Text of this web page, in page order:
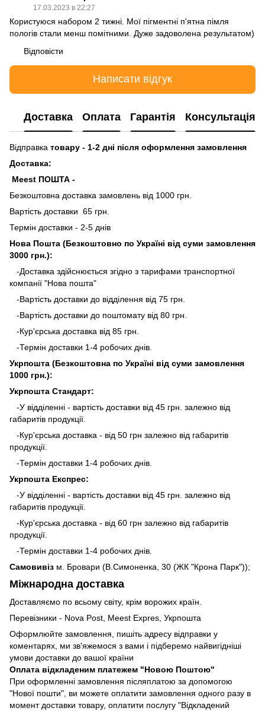
17.03.2023 в 22:27
Користуюся набором 2 тижні. Мої пігментні п'ятна пімля
пологів стали менш помітними. Дуже задоволена результатом)
Відповісти
Написати відгук
Доставка Оплата Гарантія Консультація
Відправка товару - 1-2 дні після оформлення замовлення
Доставка:
Meest ПОШТА -
Безкоштовна доставка замовлень від 1000 грн.
Вартість доставки 65 грн.
Термін доставки - 2-5 днів
Нова Пошта (Безкоштовно по Україні від суми замовлення
3000 грн.):
-Доставка здійснюється згідно з тарифами транспортної
компанії "Нова пошта"
-Вартість доставки до відділення від 75 грн.
-Вартість доставки до поштомату від 80 грн.
-Кур'єрська доставка від 85 грн.
-Термін доставки 1-4 робочих днів.
Укрпошта (Безкоштовна по Україні від суми замовлення
1000 грн.):
Укрпошта Стандарт:
-У відділенні - вартість доставки від 45 грн. залежно від
габаритів продукції.
-Кур'єрська доставка - від 50 грн залежно від габаритів
продукції.
-Термін доставки 1-4 робочих днів.
Укрпошта Експрес:
-У відділенні - вартість доставки від 45 грн. залежно від
габаритів продукції.
-Кур'єрська доставка - від 60 грн залежно від габаритів
продукції.
-Термін доставки 1-4 робочих днів.
Самовивіз м. Бровари (В.Симоненка, 30 (ЖК "Крона Парк"));
Міжнародна доставка
Доставляємо по всьому світу, крім ворожих країн.
Перевізники - Nova Post, Meest Expres, Укрпошта
Оформлюйте замовлення, пишіть адресу відправки у
коментарях, ми зв'яжемося з вами і підберемо найвигідніші
умови доставки до вашої країни
Оплата відкладеним платежем "Новою Поштою"
При оформленні замовлення післяплатою за допомогою
"Нової пошти", ви можете оплатити замовлення одного разу в
момент доставки товару, оплатити послугу "Відкладений